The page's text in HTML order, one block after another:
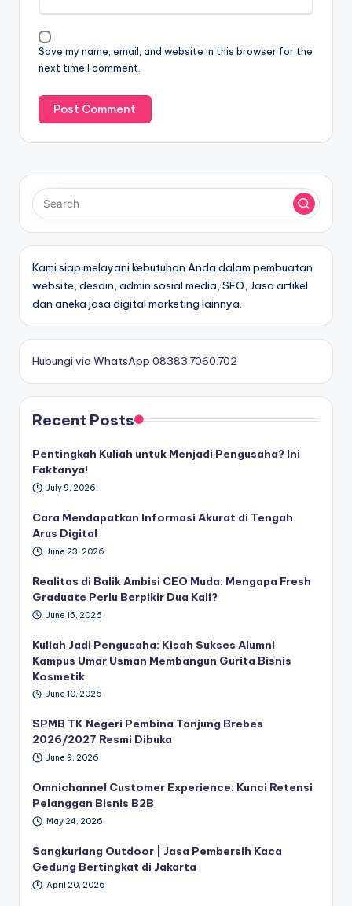
Save my name, email, and website in this browser for the
next time I comment.
Kami siap melayani kebutuhan Anda dalam pembuatan
website, desain, admin sosial media, SEO, Jasa artikel
dan aneka jasa digital marketing lainnya.
Hubungi via WhatsApp 08383.7060.702
Recent Posts
Pentingkah Kuliah untuk Menjadi Pengusaha? Ini
Faktanya!
July 9, 2026
Cara Mendapatkan Informasi Akurat di Tengah
Arus Digital
June 23, 2026
Realitas di Balik Ambisi CEO Muda: Mengapa Fresh
Graduate Perlu Berpikir Dua Kali?
June 15, 2026
Kuliah Jadi Pengusaha: Kisah Sukses Alumni
Kampus Umar Usman Membangun Gurita Bisnis
Kosmetik
June 10, 2026
SPMB TK Negeri Pembina Tanjung Brebes
2026/2027 Resmi Dibuka
June 9, 2026
Omnichannel Customer Experience: Kunci Retensi
Pelanggan Bisnis B2B
May 24, 2026
Sangkuriang Outdoor | Jasa Pembersih Kaca
Gedung Bertingkat di Jakarta
April 20, 2026